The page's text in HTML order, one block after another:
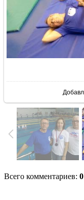
В
Всего комментариев: 0